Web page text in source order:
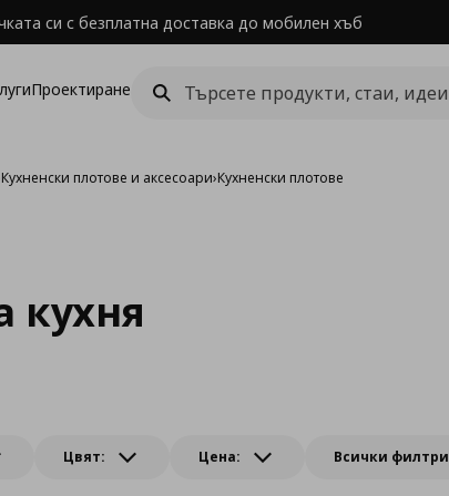
си с безплатна доставка до мобилен хъб
Проектиране
Кухненски плотове и аксесоари›Кухненски плотове
кухня
Цвят: Цена: Всички филтри